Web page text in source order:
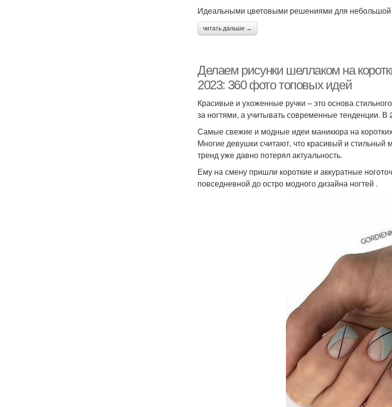
Идеальными цветовыми решениями для небольшой
читать дальше →
Делаем рисунки шеллаком на
2023: 360 фото топовых идей
Красивые и ухоженные ручки – это основа
за ногтями, а учитывать современные тенденции. В
Самые свежие и модные идеи маникюра на
Многие девушки считают, что красивый и
тренд уже давно потерял актуальность.
Ему на смену пришли короткие и аккуратные
повседневной до остро модного дизайна ногтей .